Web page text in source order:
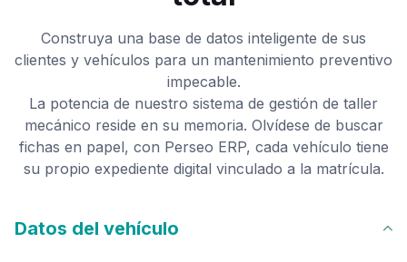
Construya una base de datos inteligente de sus
clientes y vehículos para un mantenimiento preventivo
impecable.
La potencia de nuestro sistema de gestión de taller
mecánico reside en su memoria. Olvídese de buscar
fichas en papel, con Perseo ERP, cada vehículo tiene
su propio expediente digital vinculado a la matrícula.
Datos del vehículo